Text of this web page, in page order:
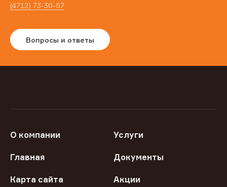
(4712) 73-30-57
Вопросы и ответы
О компании Услуги
Главная Документы
Карта сайта Акции